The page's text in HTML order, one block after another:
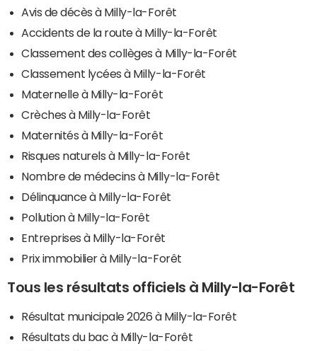
Avis de décès à Milly-la-Forêt
Accidents de la route à Milly-la-Forêt
Classement des collèges à Milly-la-Forêt
Classement lycées à Milly-la-Forêt
Maternelle à Milly-la-Forêt
Crèches à Milly-la-Forêt
Maternités à Milly-la-Forêt
Risques naturels à Milly-la-Forêt
Nombre de médecins à Milly-la-Forêt
Délinquance à Milly-la-Forêt
Pollution à Milly-la-Forêt
Entreprises à Milly-la-Forêt
Prix immobilier à Milly-la-Forêt
Tous les résultats officiels à Milly-la-Forêt
Résultat municipale 2026 à Milly-la-Forêt
Résultats du bac à Milly-la-Forêt